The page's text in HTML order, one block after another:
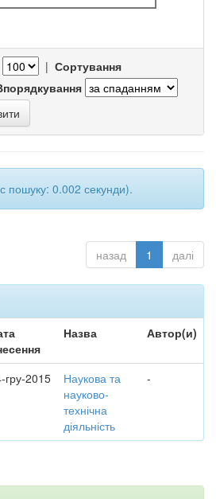
| Сортування
пошуку: 0.002 секунди).
назад 1 далі
Назва Автор(и)
гру-2015
Наукова та
науково-
технічна
діяльність
-